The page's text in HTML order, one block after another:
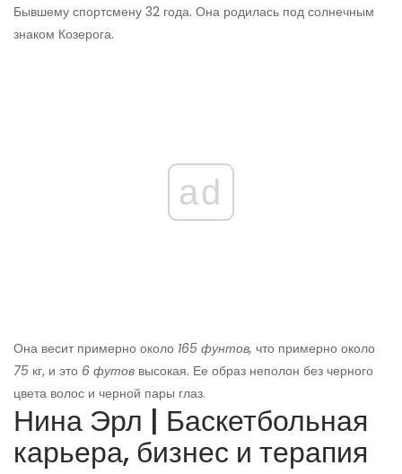
Бывшему спортсмену 32 года. Она родилась под солнечным
знаком Козерога.
ad
Она весит примерно около 165 фунтов, что примерно около
75 кг, и это 6 футов высокая. Ее образ неполон без черного
цвета волос и черной пары глаз.
Нина Эрл | Баскетбольная
карьера, бизнес и терапия